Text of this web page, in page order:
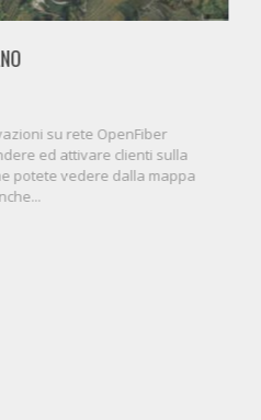
su rete OpenFiber
ed attivare clienti sulla
potete vedere dalla mappa